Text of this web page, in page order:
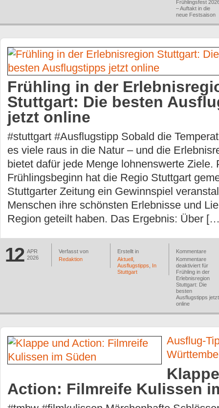
Frühlingsfest
– Auftakt in die
neue Festsaison
Frühling in der
Stuttgart: Die besten
jetzt online
#stuttgart #Ausflugstipp Sobald die
es viele raus in die Natur – und die
bietet dafür jede Menge lohnenswerte Ziele.
Frühlingsbeginn hat die Regio Stuttgart
Stuttgarter Zeitung ein Gewinnspiel
Menschen ihre schönsten Erlebnisse und
Region geteilt haben. Das Ergebnis: Über
12 APR
2026
Verfasst von
Redaktion
Erstellt in
Aktuell
Ausflugstipps
In
Stuttgart
Kommentare
Kommentare
deaktiviert für
Frühling in der
Erlebnisregion
Stuttgart: Die
besten
Ausflugstipps jetzt
online
Ausflug-
Action: Filmreife Kulissen